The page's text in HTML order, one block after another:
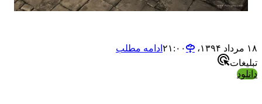
۱۸ مرداد ۱۳۹۴،‏ ۲۱:۰۰
ادامه مطلب
تبلیغات
دانلود